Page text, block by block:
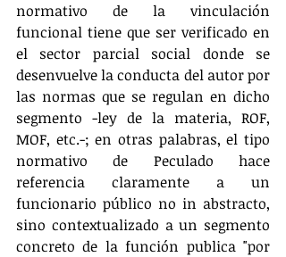
normativo de la vinculación
funcional tiene que ser verificado en
el sector parcial social donde se
desenvuelve la conducta del autor por
las normas que se regulan en dicho
segmento -ley de la materia, ROF,
MOF, etc.-; en otras palabras, el tipo
normativo de Peculado hace
referencia claramente a un
funcionario público no in abstracto,
sino contextualizado a un segmento
concreto de la función publica "por